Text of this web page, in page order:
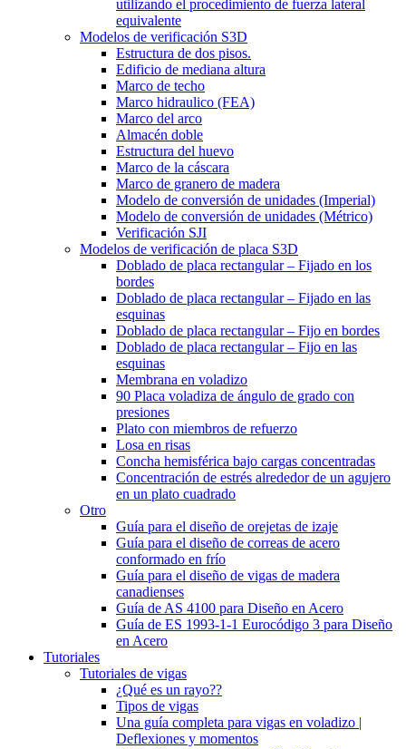
utilizando el procedimiento de fuerza lateral
equivalente
Modelos de verificación S3D
Estructura de dos pisos.
Edificio de mediana altura
Marco de techo
Marco hidraulico (FEA)
Marco del arco
Almacén doble
Estructura del huevo
Marco de la cáscara
Marco de granero de madera
Modelo de conversión de unidades (Imperial)
Modelo de conversión de unidades (Métrico)
Verificación SJI
Modelos de verificación de placa S3D
Doblado de placa rectangular – Fijado en los
bordes
Doblado de placa rectangular – Fijado en las
esquinas
Doblado de placa rectangular – Fijo en bordes
Doblado de placa rectangular – Fijo en las
esquinas
Membrana en voladizo
90 Placa voladiza de ángulo de grado con
presiones
Plato con miembros de refuerzo
Losa en risas
Concha hemisférica bajo cargas concentradas
Concentración de estrés alrededor de un agujero
en un plato cuadrado
Otro
Guía para el diseño de orejetas de izaje
Guía para el diseño de correas de acero
conformado en frío
Guía para el diseño de vigas de madera
canadienses
Guía de AS 4100 para Diseño en Acero
Guía de ES 1993-1-1 Eurocódigo 3 para Diseño
en Acero
Tutoriales
Tutoriales de vigas
¿Qué es un rayo??
Tipos de vigas
Una guía completa para vigas en voladizo |
Deflexiones y momentos